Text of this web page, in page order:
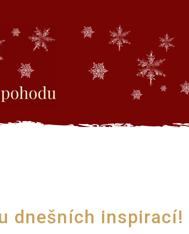
dnešních inspirací!